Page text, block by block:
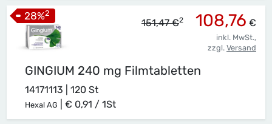
GINGIUM 240 mg Filmtabletten
14171113 | 120 St
Hexal AG € 0,91 / 1St
151,47 €2 108,76 €
inkl. MwSt.,
zzgl. Versand
28%2